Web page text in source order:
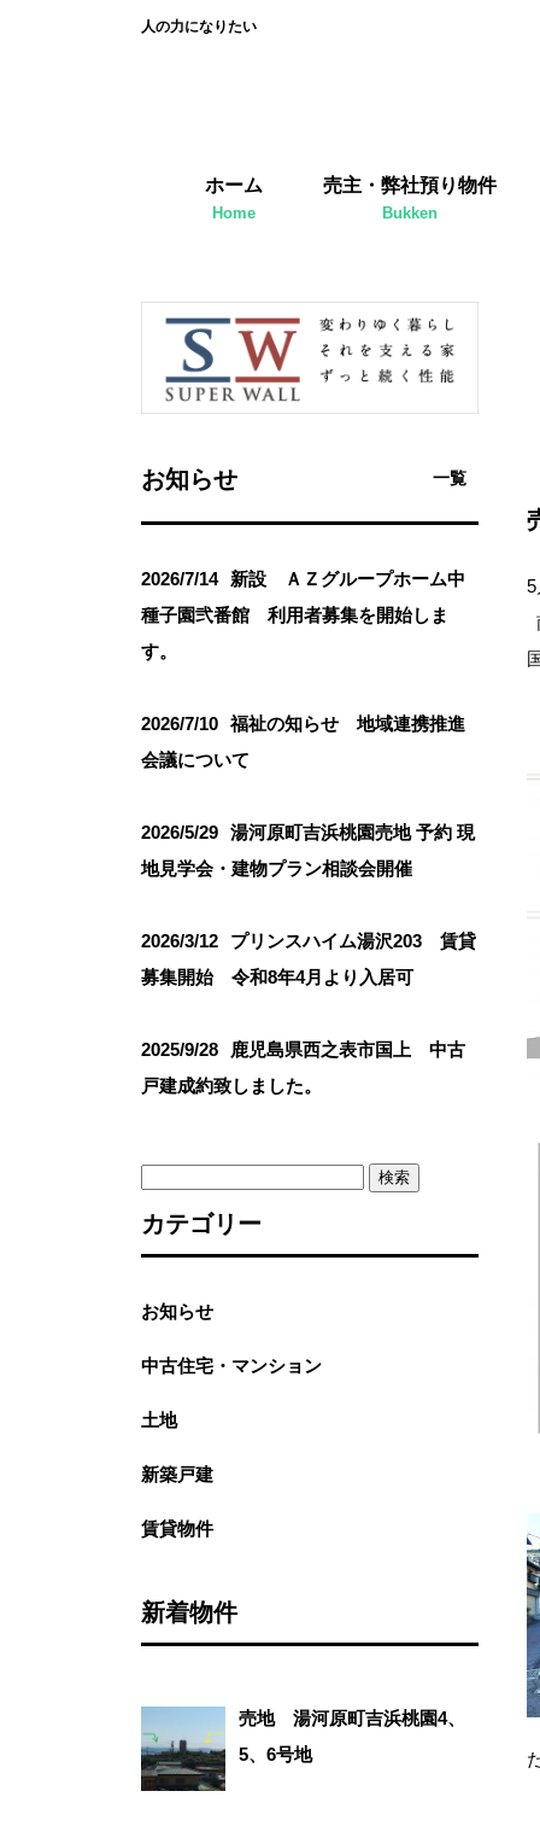
人の力になりたい
ホーム
Home
売主・弊社預り物件
Bukken
5
お知らせ 一覧
2026/7/14
新設 ＡＺグループホーム中
種子園弐番館 利用者募集を開始しま
す。
2026/7/10 福祉の知らせ 地域連携推進
会議について
2026/5/29 湯河原町吉浜桃園売地 予約 現
地見学会・建物プラン相談会開催
2026/3/12
プリンスハイム湯沢203 賃貸
募集開始 令和8年4月より入居可
2025/9/28
鹿児島県西之表市国上 中古
戸建成約致しました。
索:
カテゴリー
お知らせ
中古住宅・マンション
土地
新築戸建
賃貸物件
新着物件
売地 湯河原町吉浜桃園4、
5、6号地